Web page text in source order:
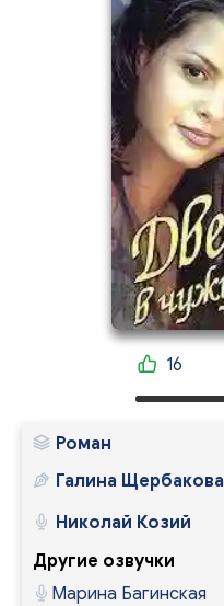
16
Роман
Галина Щербакова
Николай Козий
Другие озвучки
Марина Багинская